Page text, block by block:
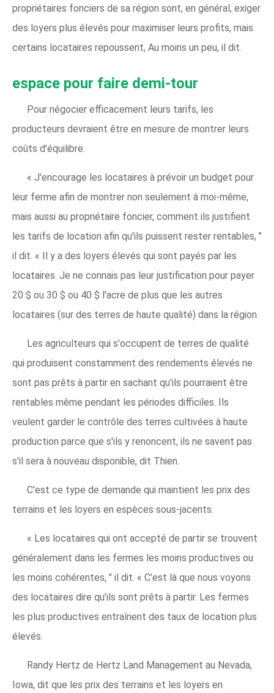
propriétaires fonciers de sa région sont, en général, exiger
des loyers plus élevés pour maximiser leurs profits, mais
certains locataires repoussent, Au moins un peu, il dit.
espace pour faire demi-tour
Pour négocier efficacement leurs tarifs, les
producteurs devraient être en mesure de montrer leurs
coûts d'équilibre.
« J'encourage les locataires à prévoir un budget pour
leur ferme afin de montrer non seulement à moi-même,
mais aussi au propriétaire foncier, comment ils justifient
les tarifs de location afin qu'ils puissent rester rentables, "
il dit. « Il y a des loyers élevés qui sont payés par les
locataires. Je ne connais pas leur justification pour payer
20 $ ou 30 $ ou 40 $ l'acre de plus que les autres
locataires (sur des terres de haute qualité) dans la région.
Les agriculteurs qui s'occupent de terres de qualité
qui produisent constamment des rendements élevés ne
sont pas prêts à partir en sachant qu'ils pourraient être
rentables même pendant les périodes difficiles. Ils
veulent garder le contrôle des terres cultivées à haute
production parce que s'ils y renoncent, ils ne savent pas
s'il sera à nouveau disponible, dit Thien.
C'est ce type de demande qui maintient les prix des
terrains et les loyers en espèces sous-jacents.
« Les locataires qui ont accepté de partir se trouvent
généralement dans les fermes les moins productives ou
les moins cohérentes, " il dit. « C’est là que nous voyons
des locataires dire qu’ils sont prêts à partir. Les fermes
les plus productives entraînent des taux de location plus
élevés.
Randy Hertz de Hertz Land Management au Nevada,
Iowa, dit que les prix des terrains et les loyers en